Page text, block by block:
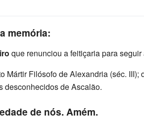
memória:
que renunciou a feitiçaria para seguir
Mártir Filósofo de Alexandria (séc. III);
desconhecidos de Ascalão.
de nós. Amém.